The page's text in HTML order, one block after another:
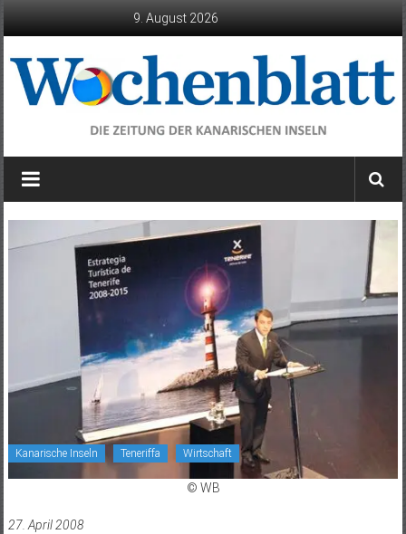
9. August 2026
Wochenblatt
die
Kanarischen
Kanarische Inseln Teneriffa Wirtschaft
© WB
27. April 2008